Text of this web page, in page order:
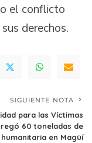
el conflicto
derechos.
SIGUIENTE NOTA
para las Víctimas
60 toneladas de
en Magüí